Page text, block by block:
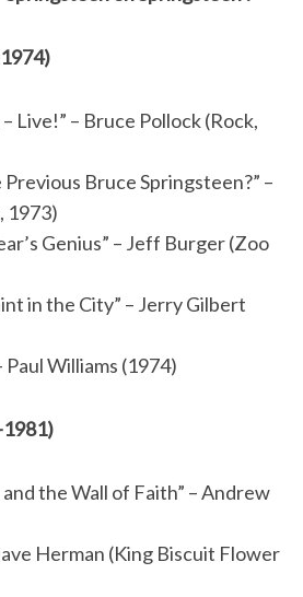
Live!” – Bruce Pollock (Rock,
Bruce Springsteen?” –
1973)
Genius” – Jeff Burger (Zoo
in the City” – Jerry Gilbert
Paul Williams (1974)
1981)
the Wall of Faith” – Andrew
Herman (King Biscuit Flower